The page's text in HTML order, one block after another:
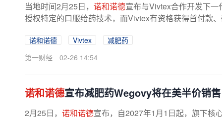
当地时间2月25日， 诺和诺德宣布与Vivtex合作开发下一
授权特定的口服给药技术，而Vivtex有资格获得首付款
诺和诺德 Vivtex
减肥药
第一财经
02-26 14:54
诺和诺德宣布减肥药Wegovy将在美半价销售
2月25日， 诺和诺德宣布，自2027年1月1日起，旗下核